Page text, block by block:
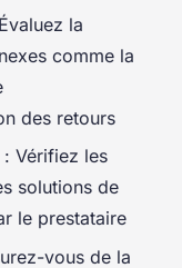
la
comme la
des retours
: Vérifiez les
solutions de
le prestataire
vous de la